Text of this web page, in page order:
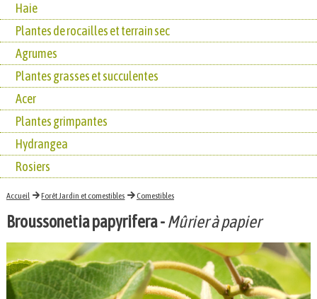
Haie
Plantes de rocailles et terrain sec
Agrumes
Plantes grasses et succulentes
Acer
Plantes grimpantes
Hydrangea
Rosiers
Accueil Forêt Jardin et comestibles Comestibles
Broussonetia papyrifera-Mûrier à papier